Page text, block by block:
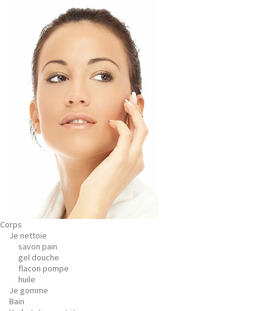
Corps
Je nettoie
savon pain
gel douche
flacon pompe
huile
Je gomme
Bain